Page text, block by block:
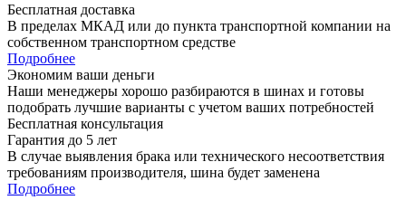
Бесплатная доставка
В пределах МКАД или до пункта транспортной компании на
собственном транспортном средстве
Подробнее
Экономим ваши деньги
Наши менеджеры хорошо разбираются в шинах и готовы
подобрать лучшие варианты с учетом ваших потребностей
Бесплатная консультация
Гарантия до 5 лет
В случае выявления брака или технического несоответствия
требованиям производителя, шина будет заменена
Подробнее